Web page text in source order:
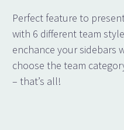
Perfect feature to
with 6 different team
enchance your sidebars
choose the team
– that’s all!